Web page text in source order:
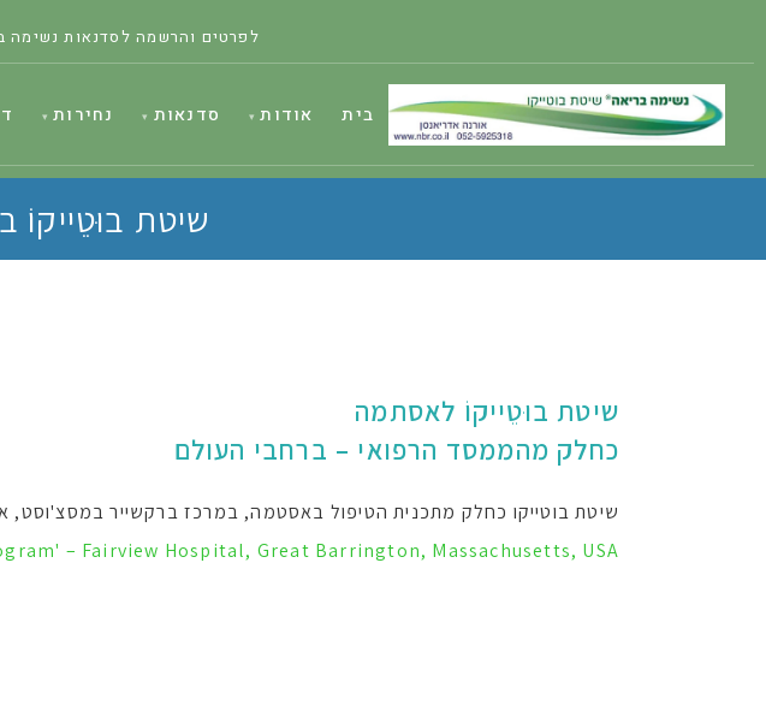
לפרטים והרשמה לסדנאות נשימה
בית אודות סדנאות נחירות
שיטת
שיטת בוּטֵייקוֹ לאסתמה
כחלק מהממסד הרפואי – ברחבי העולם
שיטת בוטייקו כחלק מתכנית הטיפול באסטמה, במרכז ברקשייר במסצ'וסט,
– Fairview Hospital, Great Barrington, Massachusetts, USA